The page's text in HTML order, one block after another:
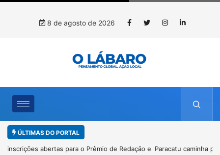
8 de agosto de 2026
ÚLTIMAS DO PORTAL
Paracatu caminha pelos 20 anos da Lei Maria da Penha